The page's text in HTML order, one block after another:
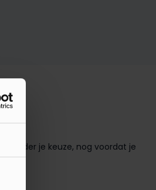
je keuze, nog voordat je